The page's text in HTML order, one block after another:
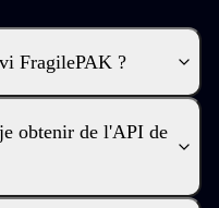
FragilePAK ?
obtenir de l'API de